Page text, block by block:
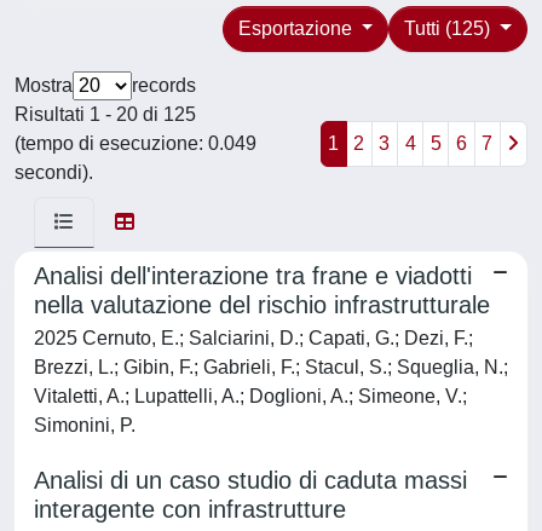
Tutti (125)
Esportazione
Mostra
records
Risultati 1 - 20 di 125
(tempo di esecuzione: 0.049
secondi).
1 2 3 4 5 6 7
Analisi dell'interazione tra frane e viadotti
nella valutazione del rischio infrastrutturale
2025 Cernuto, E.; Salciarini, D.; Capati, G.; Dezi, F.;
Brezzi, L.; Gibin, F.; Gabrieli, F.; Stacul, S.; Squeglia, N.;
Vitaletti, A.; Lupattelli, A.; Doglioni, A.; Simeone, V.;
Simonini, P.
Analisi di un caso studio di caduta massi
interagente con infrastrutture